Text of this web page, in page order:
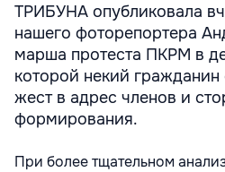
ТРИБУНА опубликовала
нашего фоторепортера
марша протеста ПКРМ в
которой некий
жест в адрес членов и
формирования.
При более тщательном